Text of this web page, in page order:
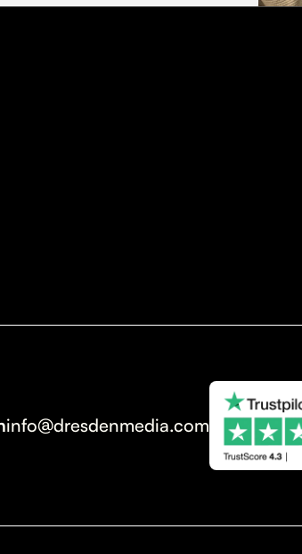
info@dresdenmedia.com